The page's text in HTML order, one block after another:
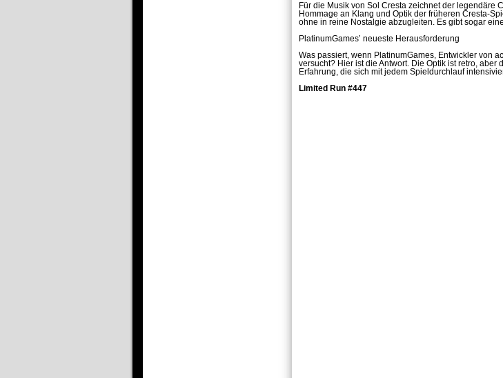
Für die Musik von Sol Cresta zeichnet der legendäre
Hommage an Klang und Optik der früheren Cresta-
ohne in reine Nostalgie abzugleiten. Es gibt sogar
PlatinumGames’ neueste Herausforderung
Was passiert, wenn PlatinumGames, Entwickler von
versucht? Hier ist die Antwort. Die Optik ist retro,
Erfahrung, die sich mit jedem Spieldurchlauf
Limited Run #447